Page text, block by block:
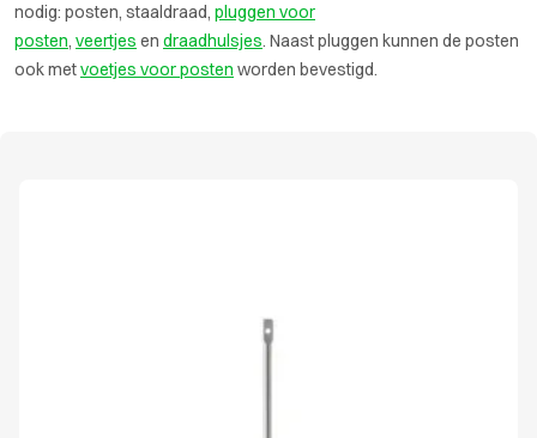
nodig: posten, staaldraad, pluggen voor
posten, veertjes en draadhulsjes. Naast pluggen kunnen de posten
ook metvoetjes voor posten worden bevestigd.